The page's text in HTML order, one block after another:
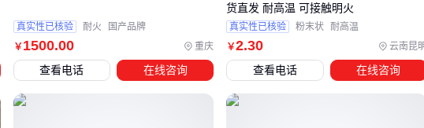
填补砖缝，防止有害气体渗透
调节热膨胀系数，缓解应力集中
五、耐火水泥施工中最容易忽略的3个细节
￥ 1500.00 重庆
真实性已核验 耐火 国产品牌
查看电话 在线咨询
￥2.30 云南昆
货直发 耐高温 可接触明火
真实性已核验 粉末状 耐高温
查看电话 在线咨询